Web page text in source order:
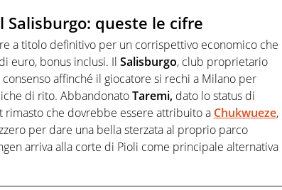
Salisburgo: queste le cifre
a titolo definitivo per un corrispettivo economico che
euro, bonus inclusi. Il Salisburgo, club proprietario
affinché il giocatore si rechi a Milano per
di rito. AbbandonatoTaremi, dato lo status di
rimasto che dovrebbe essere attribuito a Chukwueze,
per dare una bella sterzata al proprio parco
arriva alla corte di Pioli come principale alternativa